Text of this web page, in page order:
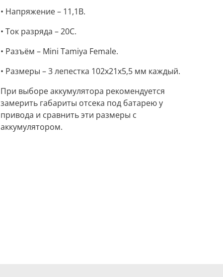
• Напряжение – 11,1В.
• Ток разряда – 20C.
• Разъём – Mini Tamiya Female.
• Размеры – 3 лепестка 102x21x5,5 мм каждый.
При выборе аккумулятора рекомендуется
замерить габариты отсека под батарею у
привода и сравнить эти размеры с
аккумулятором.